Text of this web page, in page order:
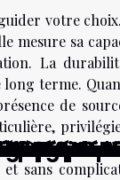
votre
mesure sa
La
terme.
de
Enfin, la
sans
?
? ?
des
?
une
réduits
pour la
la
habitat
à la et